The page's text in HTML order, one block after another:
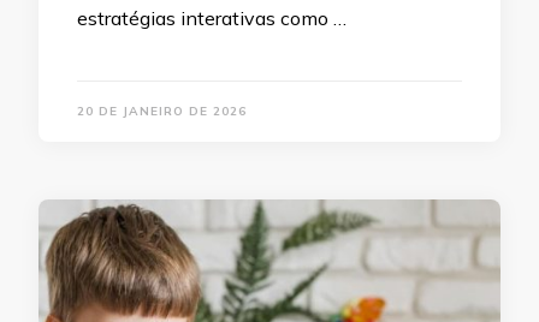
estratégias interativas como …
20 DE JANEIRO DE 2026